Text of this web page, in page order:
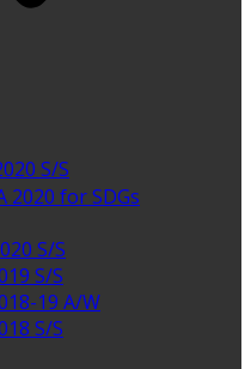
S/S
2020 for SDGs
S/S
S/S
19 A/W
S/S